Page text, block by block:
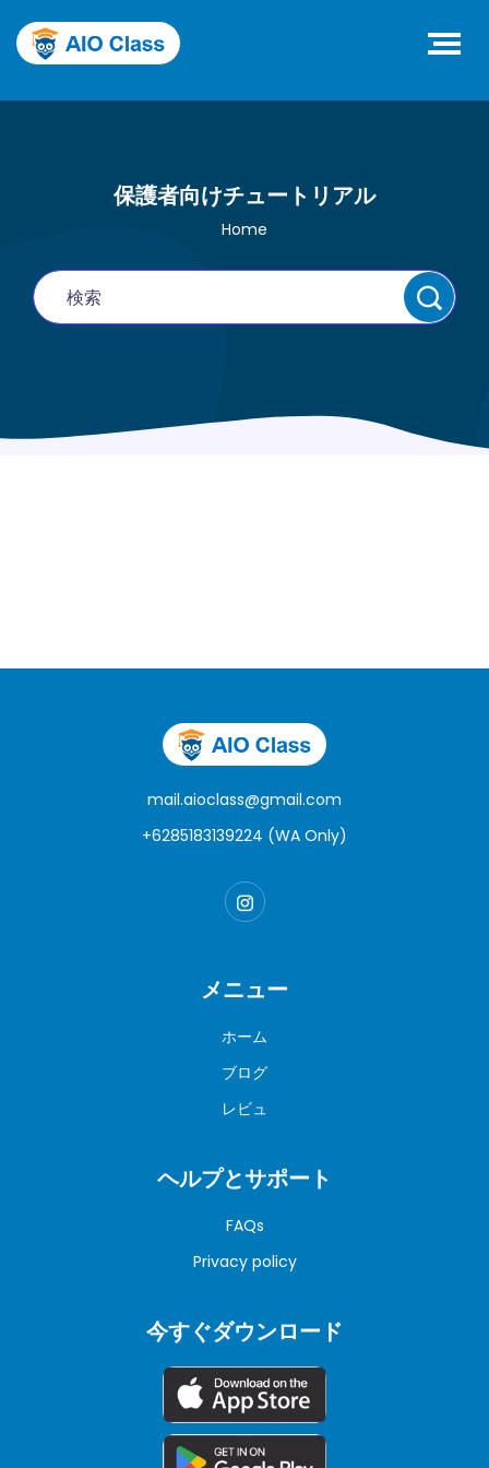
保護者向けチュートリアル
Home
mail.aioclass@gmail.com
+6285183139224 (WA Only)
メニュー
ホーム
ブログ
レビュ
ヘルプとサポート
FAQs
Privacy policy
今すぐダウンロード